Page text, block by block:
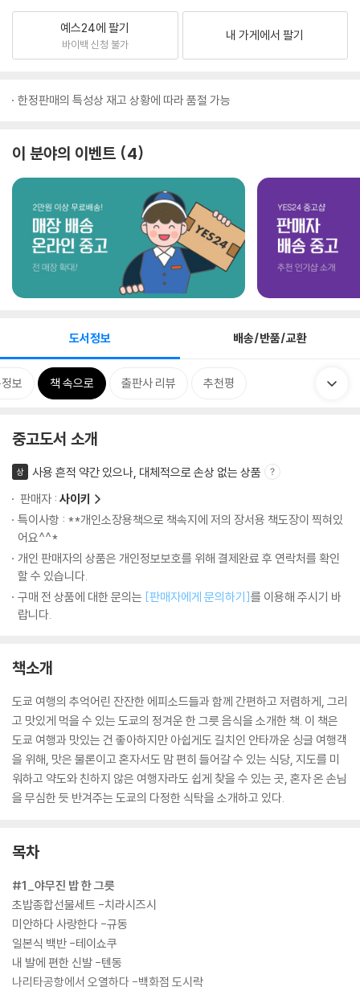
예스24에 팔기
바이백 신청 불가
내 가게에서 팔기
한정판매의 특성상 재고 상황에 따라 품절 가능
이 분야의 이벤트 4
도서정보 배송/반품/교환
보 책 속으로 출판사 리뷰 추천평
중고도서 소개
상
사용 흔적 약간 있으나, 대체적으로 손상 없는 상품
판매자 : 사이키
특이사항 : **개인소장용책으로 책속지에 저의 장서용 책도장이 찍혀있
어요^^*
개인 판매자의 상품은 개인정보보호를 위해 결제완료 후 연락처를 확인
할 수 있습니다.
구매 전 상품에 대한 문의는 [판매자에게 문의하기]를 이용해 주시기 바
랍니다.
책소개
도쿄 여행의 추억어린 잔잔한 에피소드들과 함께 간편하고 저렴하게, 그리
고 맛있게 먹을 수 있는 도쿄의 정겨운 한 그릇 음식을 소개한 책. 이 책은
도쿄 여행과 맛있는 건 좋아하지만 아쉽게도 길치인 안타까운 싱글 여행객
을 위해, 맛은 물론이고 혼자서도 맘 편히 들어갈 수 있는 식당, 지도를 미
워하고 약도와 친하지 않은 여행자라도 쉽게 찾을 수 있는 곳, 혼자 온 손님
을 무심한 듯 반겨주는 도쿄의 다정한 식탁을 소개하고 있다.
목차
#1_야무진 밥 한 그릇
초밥종합선물세트 -치라시즈시
미안하다 사랑한다 -규동
일본식 백반 -테이쇼쿠
내 발에 편한 신발 -텐동
나리타공항에서 오열하다 -백화점 도시락